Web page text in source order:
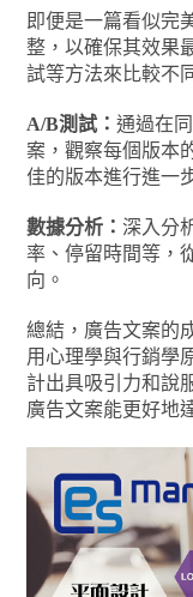
即便是一篇看似完
整，以確保其效果
試等方法來比較不
A/B測試：通過在
案，觀察每個版本
佳的版本進行進一
數據分析：深入分
率、停留時間等，
向。
總結，廣告文案的
用心理學與行銷學
計出具吸引力和說
廣告文案能更好地